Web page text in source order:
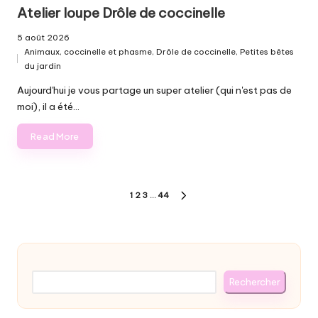
Atelier loupe Drôle de coccinelle
5 août 2026
Posted
Animaux, coccinelle et phasme, Drôle de coccinelle, Petites bêtes
du jardin
Aujourd'hui je vous partage un super atelier (qui n'est pas de
moi), il a été…
Read More
publications
1 2 3 … 44
Rechercher
Rechercher